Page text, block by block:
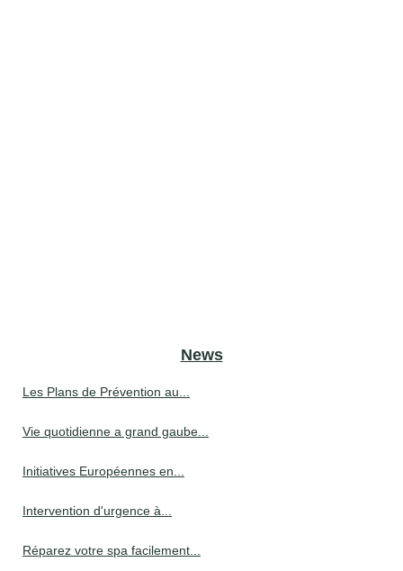
News
Les Plans de Prévention au...
Vie quotidienne a grand gaube...
Initiatives Européennes en...
Intervention d'urgence à...
Réparez votre spa facilement...